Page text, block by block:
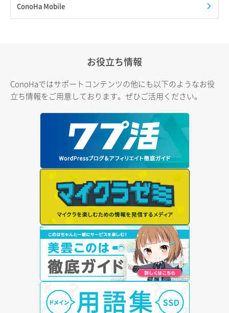
ConoHa Mobile
お役立ち情報
ConoHaではサポートコンテンツの他にも以下のようなお役
立ち情報をご用意しております。ぜひご活用ください。